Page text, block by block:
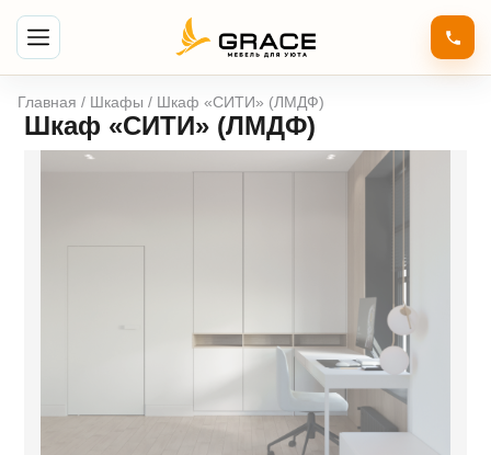
Главная / Шкафы / Шкаф «СИТИ» (ЛМДФ)
Шкаф «СИТИ» (ЛМДФ)